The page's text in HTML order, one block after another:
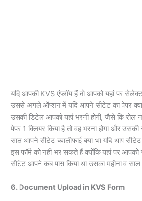
यदि आपकी KVS एंप्लॉय हैं तो आपको यहां पर
उससे अगले ऑप्शन में यदि आपने सीटेट का पेपर
उसकी डिटेल आपको यहां भरनी होगी, जैसे कि रोल
पेपर 1 क्लियर किया है तो वह भरना होगा और उसकी
साल आपने सीटेट क्वालीफाई क्या था यदि आप
इस फॉर्म को नहीं भर सकते हैं क्योंकि यहां पर आपको
सीटेट आपने कब पास किया था उसका महीना व साल
6. Document Upload in KVS Form